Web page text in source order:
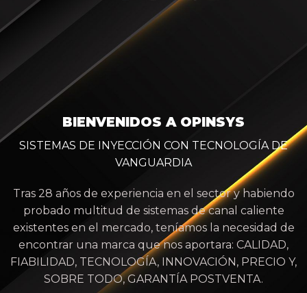
BIENVENIDOS A OPINSYS
SISTEMAS DE INYECCIÓN CON TECNOLOGÍA DE
VANGUARDIA
Tras 28 años de experiencia en el sector y habiendo
probado multitud de sistemas de canal caliente
existentes en el mercado, teníamos la necesidad de
encontrar una marca que nos aportara: CALIDAD,
FIABILIDAD, TECNOLOGÍA, INNOVACIÓN, PRECIO Y,
SOBRE TODO, GARANTÍA POSTVENTA.